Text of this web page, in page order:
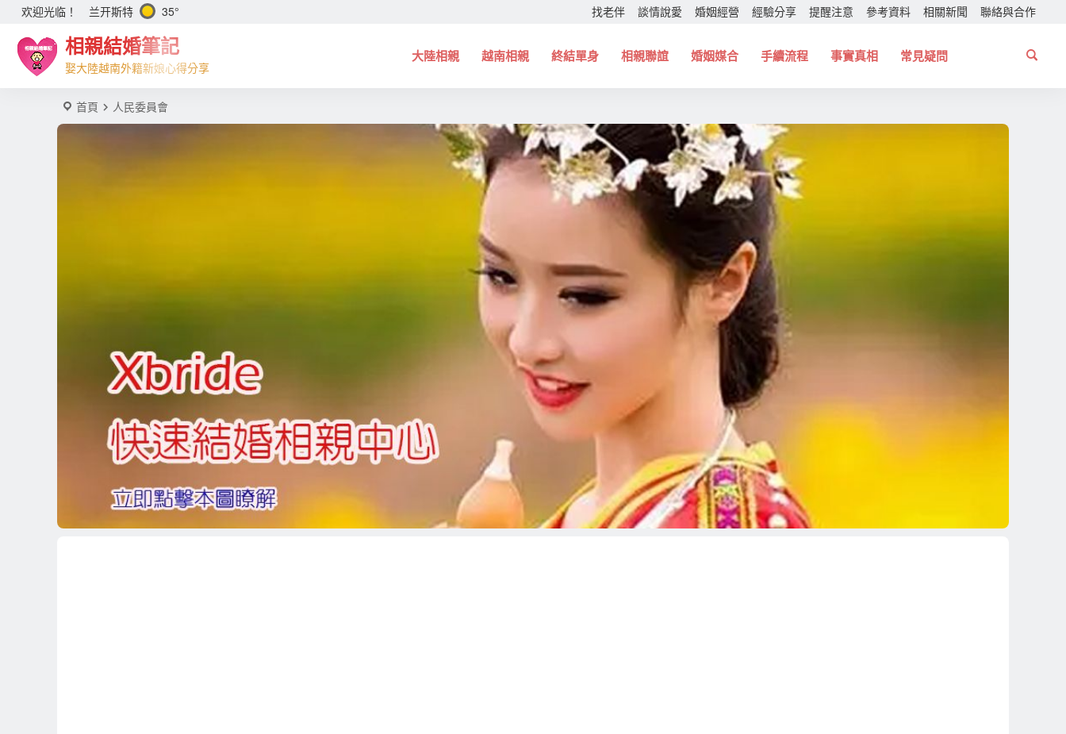
欢迎光临！ 兰开斯特 35° 找老伴 談情說愛 婚姻經營 經驗分享 提醒注意 參考資料 相關新聞 聯絡與合作
相親結婚筆記
娶大陸越南外籍新娘心得分享
大陸相親 越南相親 終結單身 相親聯誼 婚姻媒合 手續流程 事實真相 常見疑問
首頁 人民委員會